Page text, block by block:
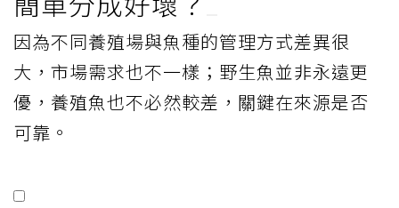
因為不同養殖場與魚種的管理方式差異很
大，市場需求也不一樣；野生魚並非永遠更
優，養殖魚也不必然較差，關鍵在來源是否
可靠。